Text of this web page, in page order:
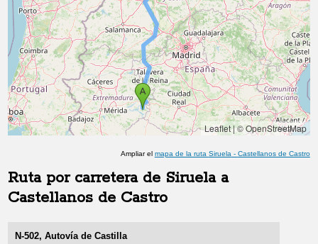
Leaflet|© OpenStreetMap
Ampliar el mapa de la ruta Siruela - Castellanos de Castro
Ruta por carretera de Siruelaa
Castellanos de Castro
N-502, Autovía de Castilla